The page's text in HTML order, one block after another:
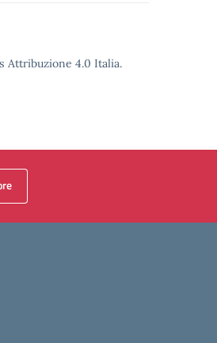
Attribuzione 4.0 Italia.